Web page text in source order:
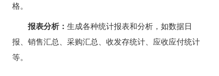
格。
报表分析： 生成各种统计报表和分析，如数据日
报、销售汇总、采购汇总、收发存统计、应收应付统计
等。